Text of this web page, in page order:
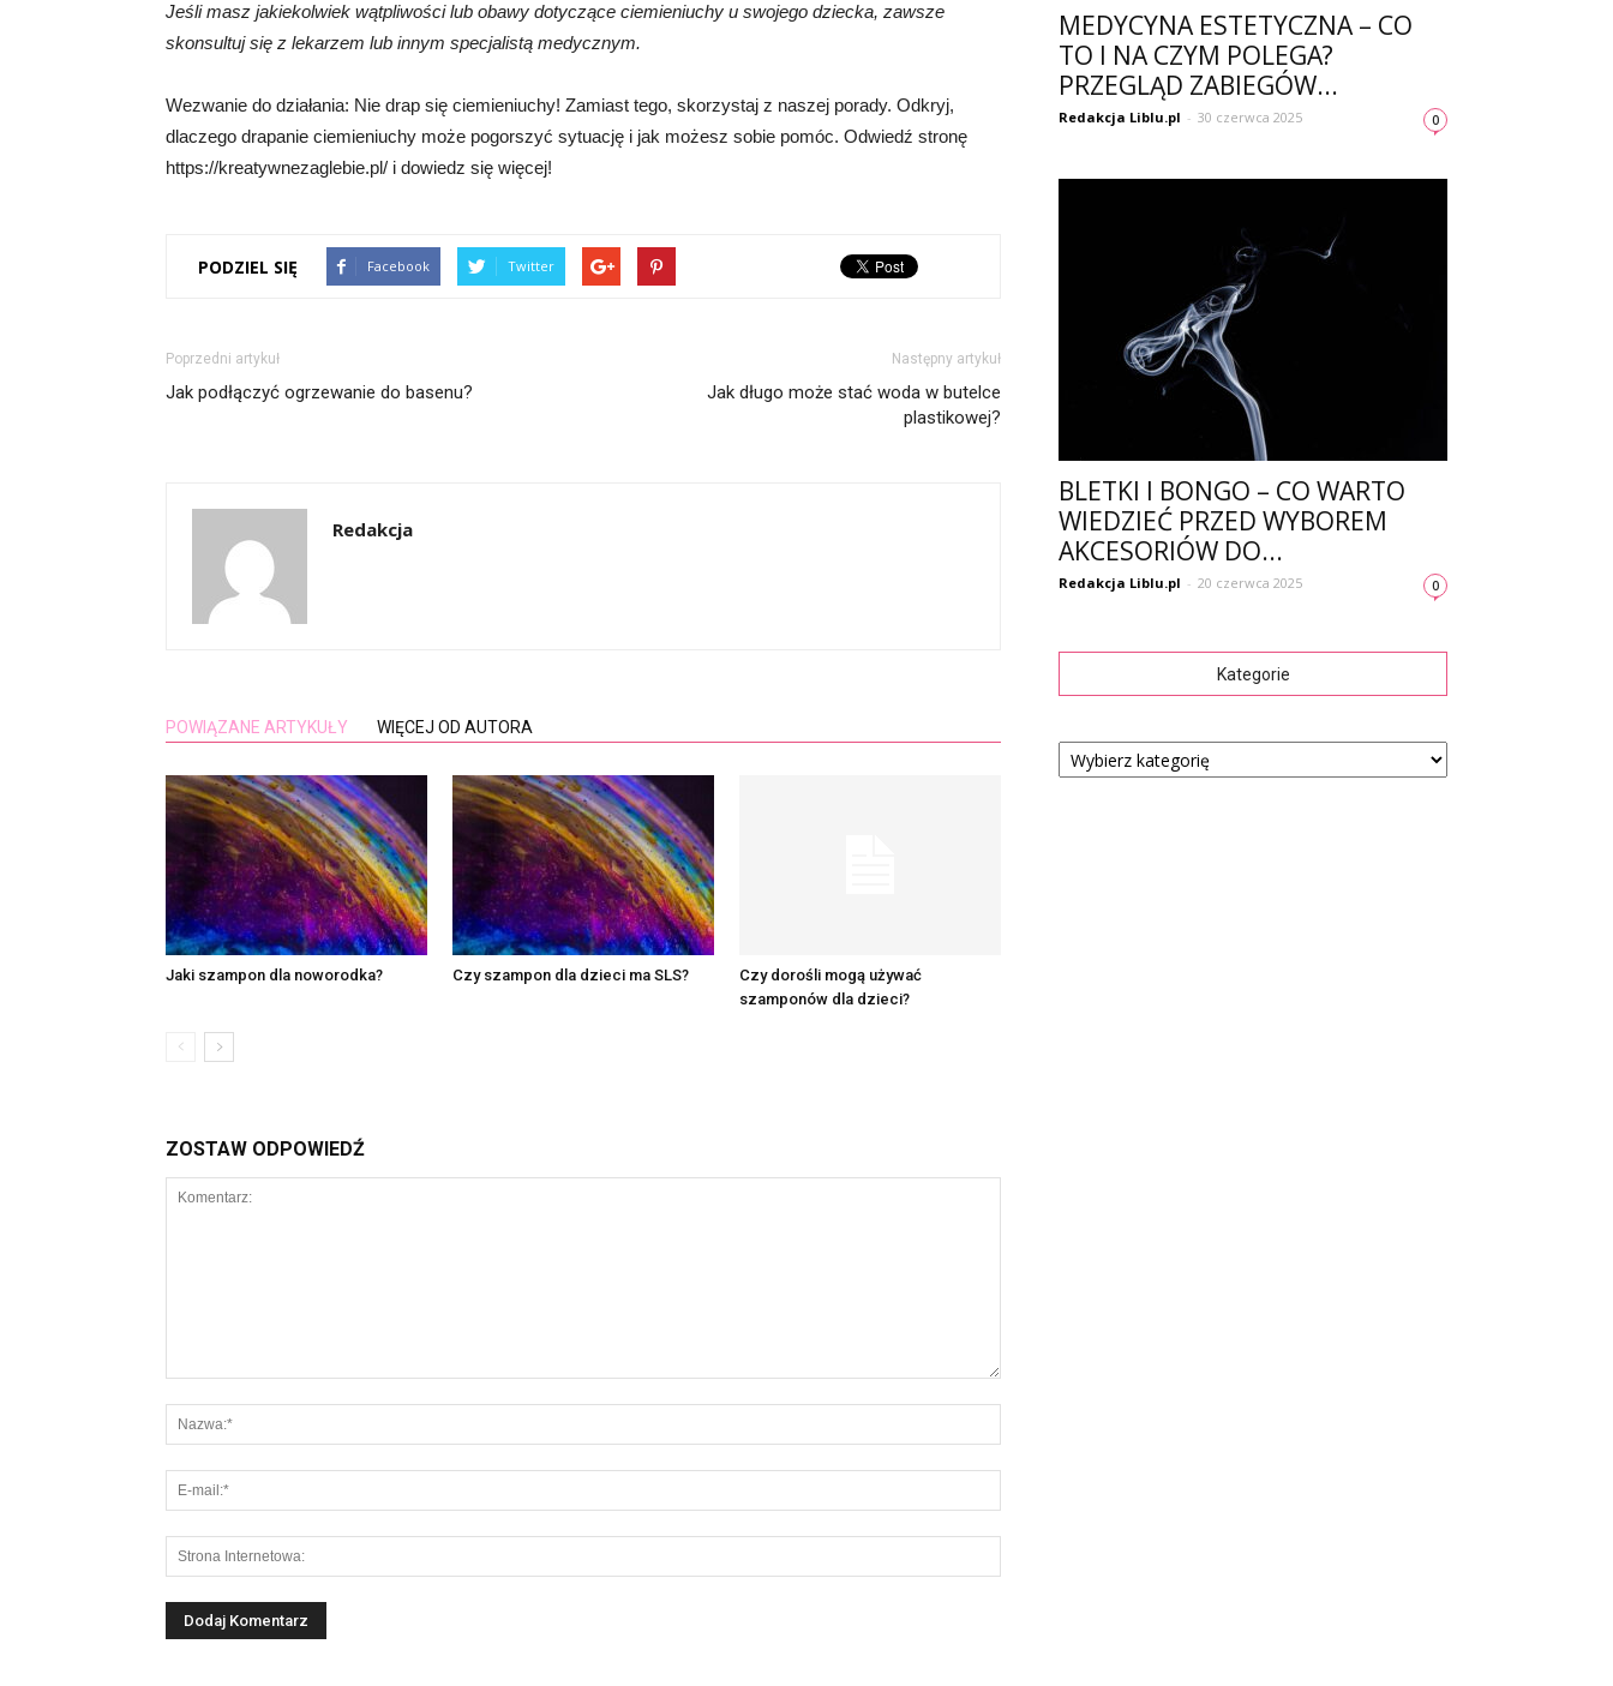
Jeśli masz jakiekolwiek wątpliwości lub obawy dotyczące ciemieniuchy u swojego dziecka, zawsze
skonsultuj się z lekarzem lub innym specjalistą medycznym.
Wezwanie do działania: Nie drap się ciemieniuchy! Zamiast tego, skorzystaj z naszej porady. Odkryj,
dlaczego drapanie ciemieniuchy może pogorszyć sytuację i jak możesz sobie pomóc. Odwiedź stronę
https://kreatywnezaglebie.pl/ i dowiedz się więcej!
PODZIEL SIĘ Facebook Twitter
Poprzedni artykuł
Jak podłączyć ogrzewanie do basenu?
Następny artykuł
Jak długo może stać woda w butelce
plastikowej?
Redakcja
POWIĄZANE ARTYKUŁY WIĘCEJ OD AUTORA
Jaki szampon dla noworodka? Czy szampon dla dzieci ma SLS?
Czy dorośli mogą używać
szamponów dla dzieci?
ZOSTAW ODPOWIEDŹ
MEDYCYNA ESTETYCZNA – CO
TO I NA CZYM POLEGA?
PRZEGLĄD ZABIEGÓW...
Redakcja Liblu.pl - 30 czerwca 2025 0
BLETKI I BONGO – CO WARTO
WIEDZIEĆ PRZED WYBOREM
AKCESORIÓW DO...
Redakcja Liblu.pl - 20 czerwca 2025 0
Kategorie
Kategorie